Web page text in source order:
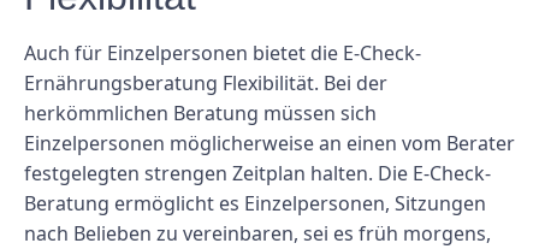
Auch für Einzelpersonen bietet die E-Check-
Ernährungsberatung Flexibilität. Bei der
herkömmlichen Beratung müssen sich
Einzelpersonen möglicherweise an einen vom Berater
festgelegten strengen Zeitplan halten. Die E-Check-
Beratung ermöglicht es Einzelpersonen, Sitzungen
nach Belieben zu vereinbaren, sei es früh morgens,